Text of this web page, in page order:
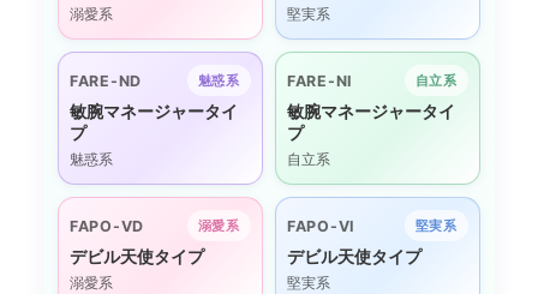
溺愛系 堅実系
FARE-ND 魅惑系
敏腕マネージャータイ
プ
魅惑系
FARE-NI 自立系
敏腕マネージャータイ
プ
自立系
FAPO-VD 溺愛系
デビル天使タイプ
溺愛系
FAPO-VI 堅実系
デビル天使タイプ
堅実系